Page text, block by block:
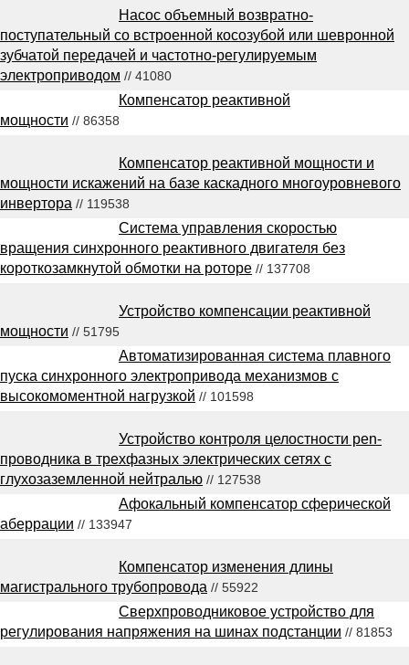
Насос объемный возвратно-
поступательный со встроенной косозубой или шевронной
зубчатой передачей и частотно-регулируемым
электроприводом // 41080
Компенсатор реактивной
мощности // 86358
Компенсатор реактивной мощности и
мощности искажений на базе каскадного многоуровневого
инвертора // 119538
Система управления скоростью
вращения синхронного реактивного двигателя без
короткозамкнутой обмотки на роторе // 137708
Устройство компенсации реактивной
мощности // 51795
Автоматизированная система плавного
пуска синхронного электропривода механизмов с
высокомоментной нагрузкой // 101598
Устройство контроля целостности pen-
проводника в трехфазных электрических сетях с
глухозаземленной нейтралью // 127538
Афокальный компенсатор сферической
аберрации // 133947
Компенсатор изменения длины
магистрального трубопровода // 55922
Сверхпроводниковое устройство для
регулирования напряжения на шинах подстанции // 81853